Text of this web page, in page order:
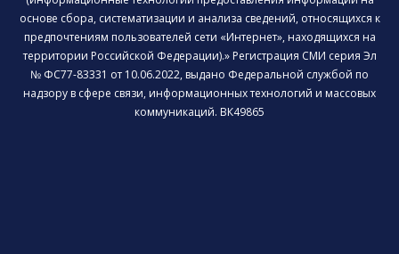
основе сбора, систематизации и анализа сведений, относящихся к
предпочтениям пользователей сети «Интернет», находящихся на
территории Российской Федерации).» Регистрация СМИ серия Эл
№ ФС77-83331 от 10.06.2022, выдано Федеральной службой по
надзору в сфере связи, информационных технологий и массовых
коммуникаций. ВК49865